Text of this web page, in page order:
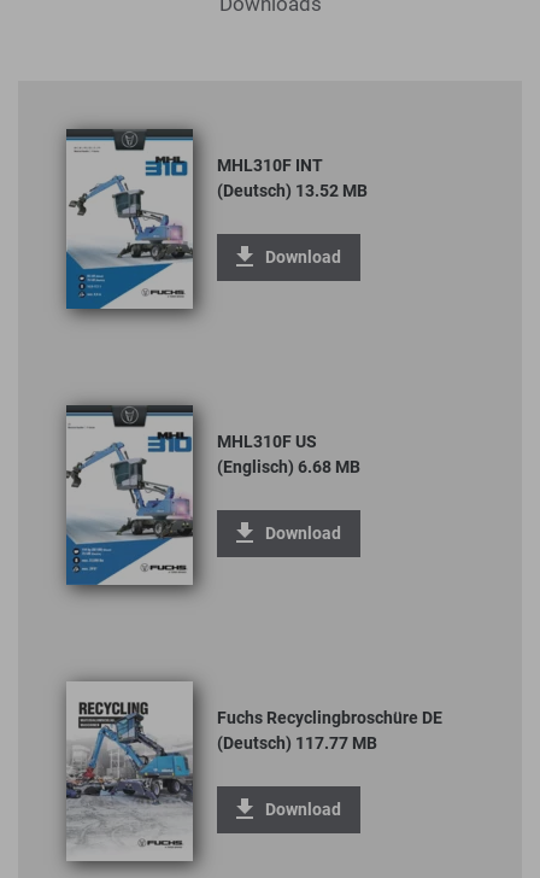
MHL310F INT
(Deutsch) 13.52 MB
Download
MHL310F US
(Englisch) 6.68 MB
Download
Fuchs Recyclingbroschüre DE
(Deutsch) 117.77 MB
Download